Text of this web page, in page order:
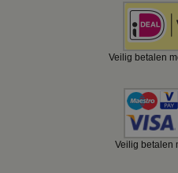
Veilig betalen
Veilig betalen